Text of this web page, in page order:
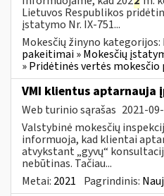
Lietuvos Respublikos
įstatymo Nr. IX-751...
Mokesčių žinyno kategorijos:
pakeitimai » Mokesčių
» Pridėtinės vertės
VMI klientus aptarnauja
Web turinio sąrašas 2021-
Valstybinė mokesčių
informuoja, kad klientai
atvykstant „gyvų“
nebūtinas. Tačiau...
Metai: 2021 Pagrindinis: